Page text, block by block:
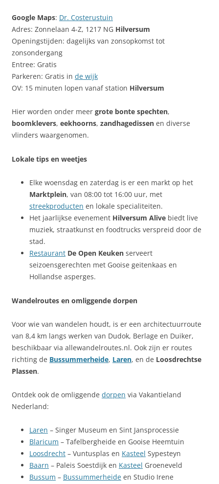
Google Maps: Dr. Costerustuin
Adres: Zonnelaan 4-Z, 1217 NG Hilversum
Openingstijden: dagelijks van zonsopkomst tot
zonsondergang
Entree: Gratis
Parkeren: Gratis in de wijk
OV: 15 minuten lopen vanaf station Hilversum
Hier worden onder meer grote bonte spechten,
boomklevers, eekhoorns, zandhagedissen en diverse
vlinders waargenomen.
Lokale tips en weetjes
Elke woensdag en zaterdag is er een markt op het
Marktplein, van 08:00 tot 16:00 uur, met
streekproducten en lokale specialiteiten.
Het jaarlijkse evenement Hilversum Alive biedt live
muziek, straatkunst en foodtrucks verspreid door de
stad.
Restaurant De Open Keuken serveert
seizoensgerechten met Gooise geitenkaas en
Hollandse asperges.
Wandelroutes en omliggende dorpen
Voor wie van wandelen houdt, is er een architectuurroute
van 8,4 km langs werken van Dudok, Berlage en Duiker,
beschikbaar via allewandelroutes.nl. Ook zijn er routes
richting de Bussummerheide, Laren, en de Loosdrechtse
Plassen.
Ontdek ook de omliggende dorpen via Vakantieland
Nederland:
Laren – Singer Museum en Sint Jansprocessie
Blaricum – Tafelbergheide en Gooise Heemtuin
Loosdrecht – Vuntusplas en Kasteel Sypesteyn
Baarn – Paleis Soestdijk en Kasteel Groeneveld
Bussum – Bussummerheide en Studio Irene